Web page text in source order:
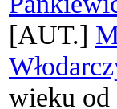
[AUT.]
wieku od